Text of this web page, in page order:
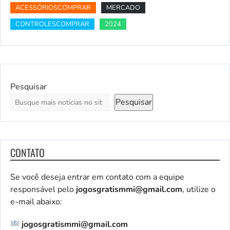
ACESSÓRIOSCOMPRAR
MERCADO
CONTROLESCOMPRAR
2024
Pesquisar
Pesquisar
CONTATO
Se você deseja entrar em contato com a equipe
responsável pelo jogosgratismmi@gmail.com, utilize o
e-mail abaixo:
jogosgratismmi@gmail.com